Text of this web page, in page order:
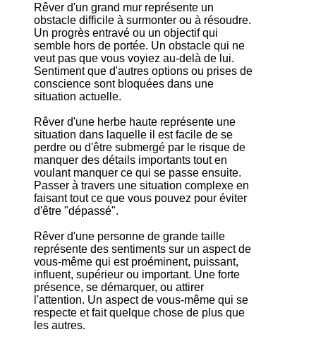
Rêver d'un grand mur représente un
obstacle difficile à surmonter ou à résoudre.
Un progrès entravé ou un objectif qui
semble hors de portée. Un obstacle qui ne
veut pas que vous voyiez au-delà de lui.
Sentiment que d'autres options ou prises de
conscience sont bloquées dans une
situation actuelle.
Rêver d'une herbe haute représente une
situation dans laquelle il est facile de se
perdre ou d'être submergé par le risque de
manquer des détails importants tout en
voulant manquer ce qui se passe ensuite.
Passer à travers une situation complexe en
faisant tout ce que vous pouvez pour éviter
d'être "dépassé".
Rêver d'une personne de grande taille
représente des sentiments sur un aspect de
vous-même qui est proéminent, puissant,
influent, supérieur ou important. Une forte
présence, se démarquer, ou attirer
l'attention. Un aspect de vous-même qui se
respecte et fait quelque chose de plus que
les autres.